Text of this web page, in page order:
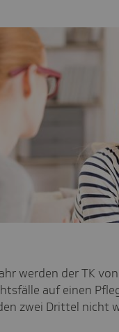
werden der TK
auf einen
zwei Drittel nicht